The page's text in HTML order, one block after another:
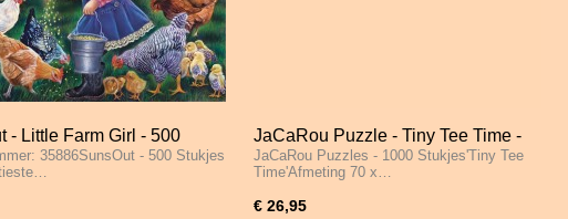
- Little Farm Girl - 500
35886SunsOut - 500 Stukjes
JaCaRou Puzzle - Tiny Tee Time -
1000 Stukjes
JaCaRou Puzzles - 1000 Stukjes'Tiny Tee
Time'Afmeting 70 x…
€ 26,95